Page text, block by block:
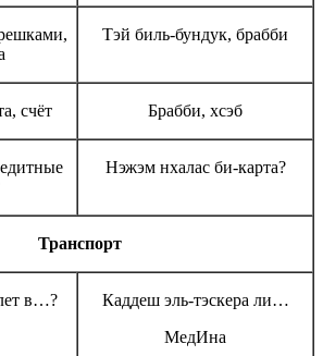
Тэй биль-бундук, брабби
счёт Брабби, хсэб
Нэжэм нхалас би-карта?
Транспорт
в…?
Каддеш эль-тэскера ли…
МедИна